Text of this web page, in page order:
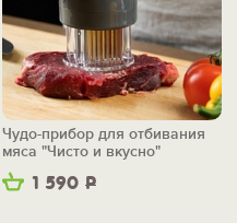
1 590 Р
Чудо-прибор для отбивания
мяса "Чисто и вкусно"